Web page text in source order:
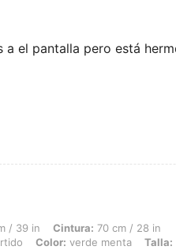
a el pantalla pero está
70 cm / 28 in, Caderas: 102 cm /
/ 39 in Cintura: 70 cm / 28 in
Color: verde menta Talla: